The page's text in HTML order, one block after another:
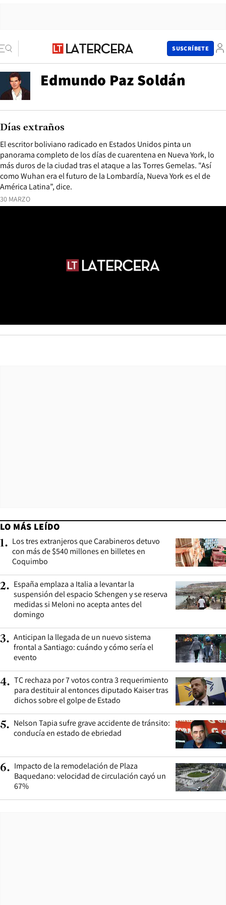
SUSCRÍBETE
Edmundo Paz Soldán
30 MARZO
El escritor boliviano radicado en Estados Unidos pinta un
panorama completo de los días de cuarentena en Nueva York, lo
más duros de la ciudad tras el ataque a las Torres Gemelas. "Así
como Wuhan era el futuro de la Lombardía, Nueva York es el de
América Latina”, dice.
Días extraños
LO MÁS LEÍDO
1. Los tres extranjeros que Carabineros detuvo
con más de $540 millones en billetes en
Coquimbo
2. España emplaza a Italia a levantar la
suspensión del espacio Schengen y se reserva
medidas si Meloni no acepta antes del
domingo
3. Anticipan la llegada de un nuevo sistema
frontal a Santiago: cuándo y cómo sería el
evento
4. TC rechaza por 7 votos contra 3 requerimiento
para destituir al entonces diputado Kaiser tras
dichos sobre el golpe de Estado
5. Nelson Tapia sufre grave accidente de tránsito:
conducía en estado de ebriedad
6. Impacto de la remodelación de Plaza
Baquedano: velocidad de circulación cayó un
67%